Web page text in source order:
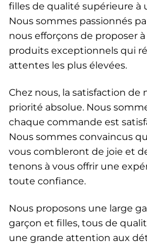
filles de qualité supérieure à
Nous sommes passionnés
nous efforçons de proposer
produits exceptionnels qui
attentes les plus élevées.
Chez nous, la satisfaction de
priorité absolue. Nous
chaque commande est
Nous sommes convaincus
vous combleront de joie et
tenons à vous offrir une
toute confiance.
Nous proposons une large
garçon et filles, tous de
une grande attention aux